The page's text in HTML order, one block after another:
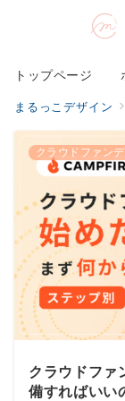
トップページ
まるっこデザイン
クラウドファン
クラウドファ
備すればいい